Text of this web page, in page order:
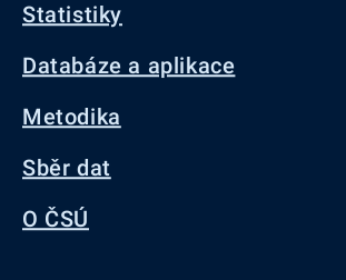
Statistiky
Databáze a aplikace
Metodika
Sběr dat
O ČSÚ